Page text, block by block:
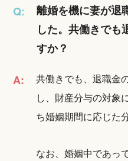
Q:
離婚を機に妻が退
した。共働きでも
すか？
A:
共働きでも、退職金
し、財産分与の対象
ち婚姻期間に応じた
なお、婚姻中であっ